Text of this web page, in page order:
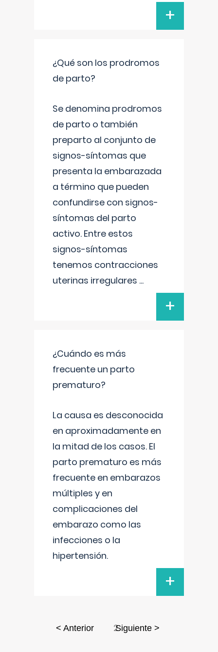
+
¿Qué son los prodromos
de parto?
Se denomina prodromos
de parto o también
preparto al conjunto de
signos-síntomas que
presenta la embarazada
a término que pueden
confundirse con signos-
síntomas del parto
activo. Entre estos
signos-síntomas
tenemos contracciones
uterinas irregulares ...
+
¿Cuándo es más
frecuente un parto
prematuro?
La causa es desconocida
en aproximadamente en
la mitad de los casos. El
parto prematuro es más
frecuente en embarazos
múltiples y en
complicaciones del
embarazo como las
infecciones o la
hipertensión.
+
< Anterior 2Siguiente >